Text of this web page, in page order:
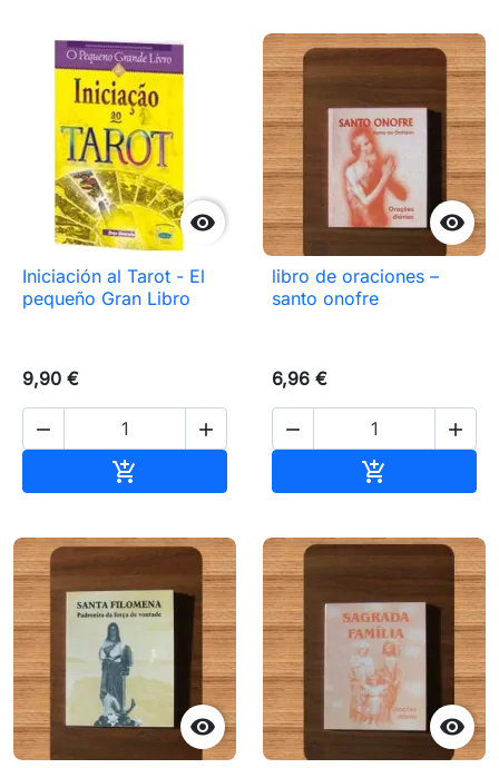

Iniciación al Tarot - El
pequeño Gran Libro
9,90 €
 


libro de oraciones –
santo onofre
6,96 €
 

 